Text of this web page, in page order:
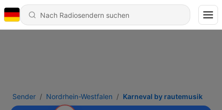
Sender Nordrhein-Westfalen Karneval by rautemusik